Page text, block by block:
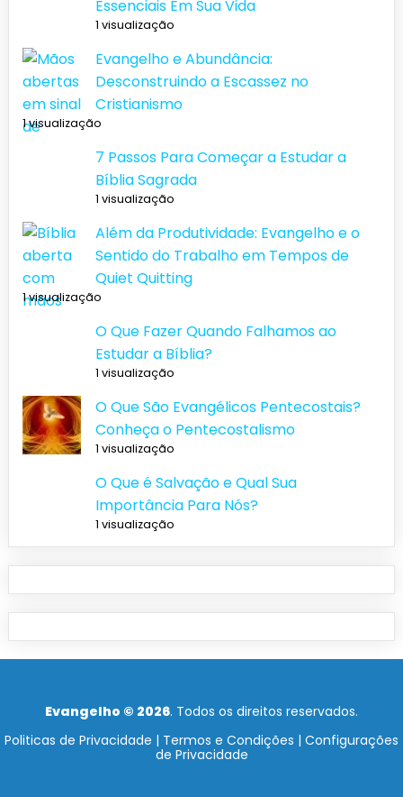
Essenciais Em Sua Vida
1 visualização
Evangelho e Abundância:
Desconstruindo a Escassez no
Cristianismo
1 visualização
7 Passos Para Começar a Estudar a
Bíblia Sagrada
1 visualização
Além da Produtividade: Evangelho e o
Sentido do Trabalho em Tempos de
Quiet Quitting
1 visualização
O Que Fazer Quando Falhamos ao
Estudar a Bíblia?
1 visualização
O Que São Evangélicos Pentecostais?
Conheça o Pentecostalismo
1 visualização
O Que é Salvação e Qual Sua
Importância Para Nós?
1 visualização
Evangelho © 2026. Todos os direitos reservados.
Politicas de Privacidade | Termos e Condições | Configurações
de Privacidade